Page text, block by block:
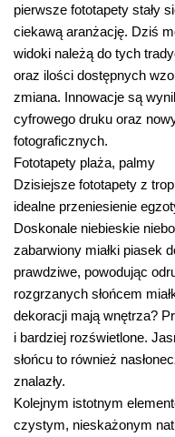
pierwsze fototapety stały
ciekawą aranżację. Dziś
widoki należą do tych
oraz ilości dostępnych
zmiana. Innowacje są
cyfrowego druku oraz
fotograficznych.
Fototapety plaża, palmy
Dzisiejsze fototapety z
idealne przeniesienie
Doskonale niebieskie
zabarwiony miałki piasek
prawdziwe, powodując
rozgrzanych słońcem
dekoracji mają wnętrza?
i bardziej rozświetlone.
słońcu to również
znalazły.
Kolejnym istotnym
czystym, nieskażonym